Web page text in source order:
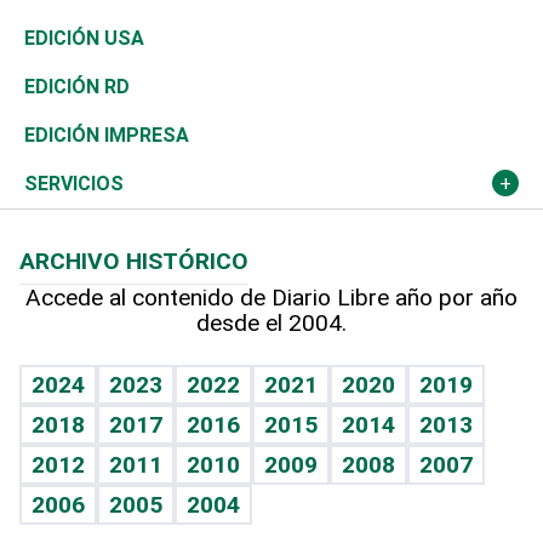
Reportajes
África
Ocenanía
Caribe
Resto del mundo
Vivienda
Telecom.
Global y variable
Economía personal
Buena Vida
Sociales
Novedades
Podcast Arte Libre
Hablando con el pediatra
Vida y familia
Eñe
Celebrando la vida
Sin complejos
Ciclismo
Tenis
Olimpismo
Más deportes
Línea de hit
TBT Deportivo
En Directo
El Espía
Noticiero Poteleche
Columnistas
Más firmas
Tecnología
Historia
Martes de tecnología
Cambio climático
Economía
Revista
Deportes
Opinión
Hecho en casa
Guía del dinero
EDICIÓN USA
EDICIÓN RD
EDICIÓN IMPRESA
SERVICIOS
Cumpleaños
Horóscopos
Crucigramas
ARCHIVO HISTÓRICO
Accede al contenido de Diario Libre año por año
desde el 2004.
2024 2023 2022 2021 2020
2019
2018
2017 2016 2015 2014
2013
2012
2011 2010 2009 2008
2007
2006
2005 2004